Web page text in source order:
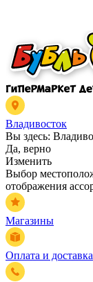
Владивосток
Вы здесь:
Да, верно
Изменить
Выбор
отображения
Магазины
Оплата и доставка